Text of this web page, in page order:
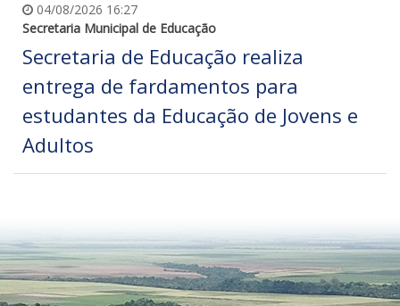
04/08/2026 16:27
Secretaria Municipal de Educação
Secretaria de Educação realiza
entrega de fardamentos para
estudantes da Educação de Jovens e
Adultos